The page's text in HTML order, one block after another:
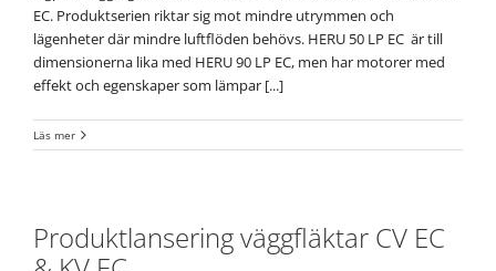
EC. Produktserien riktar sig mot mindre utrymmen och
lägenheter där mindre luftflöden behövs. HERU 50 LP EC är till
dimensionerna lika med HERU 90 LP EC, men har motorer med
effekt och egenskaper som lämpar [...]
Läs mer
Produktlansering väggfläktar CV EC